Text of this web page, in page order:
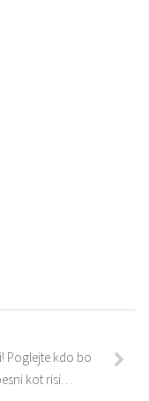
Poglejte kdo bo
kot risi…